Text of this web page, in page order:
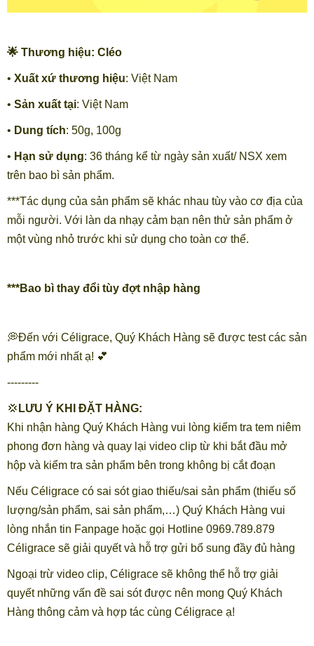
🌟 Thương hiệu: Cléo
• Xuất xứ thương hiệu: Việt Nam
• Sản xuất tại: Việt Nam
• Dung tích: 50g, 100g
• Hạn sử dụng: 36 tháng kể từ ngày sản xuất/ NSX xem
trên bao bì sản phẩm.
***Tác dụng của sản phẩm sẽ khác nhau tùy vào cơ địa của
mỗi người. Với làn da nhạy cảm bạn nên thử sản phẩm ở
một vùng nhỏ trước khi sử dụng cho toàn cơ thể.
***Bao bì thay đổi tùy đợt nhập hàng
💭Đến với Céligrace, Quý Khách Hàng sẽ được test các sản
phẩm mới nhất ạ! 💕
---------
💢 LƯU Ý KHI ĐẶT HÀNG:
Khi nhận hàng Quý Khách Hàng vui lòng kiểm tra tem niêm
phong đơn hàng và quay lại video clip từ khi bắt đầu mở
hộp và kiểm tra sản phẩm bên trong không bị cắt đoạn
Nếu Céligrace có sai sót giao thiếu/sai sản phẩm (thiếu số
lượng/sản phẩm, sai sản phẩm,…) Quý Khách Hàng vui
lòng nhắn tin Fanpage hoặc gọi Hotline 0969.789.879
Céligrace sẽ giải quyết và hỗ trợ gửi bổ sung đầy đủ hàng
Ngoại trừ video clip, Céligrace sẽ không thể hỗ trợ giải
quyết những vấn đề sai sót được nên mong Quý Khách
Hàng thông cảm và hợp tác cùng Céligrace ạ!